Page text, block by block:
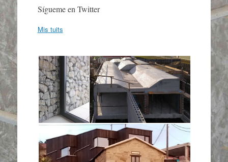
Sígueme en Twitter
Mis tuits